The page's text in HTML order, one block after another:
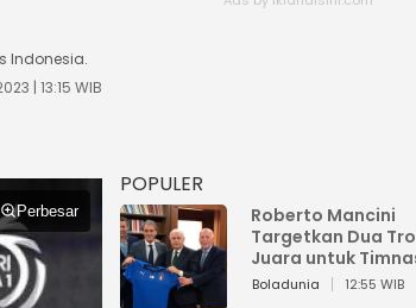
Indonesia.
| 13:15 WIB
Perbesar
POPULER
Roberto Mancini
Targetkan Dua
Juara untuk
Italia
Boladunia 12:55 WIB